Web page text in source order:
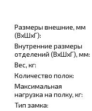
Размеры внешние, мм
(ВхШхГ):
Внутренние размеры
отделений (ВхШхГ), мм:
Вес, кг:
Количество полок:
Максимальная
нагрузка на полку, кг:
Тип замка: